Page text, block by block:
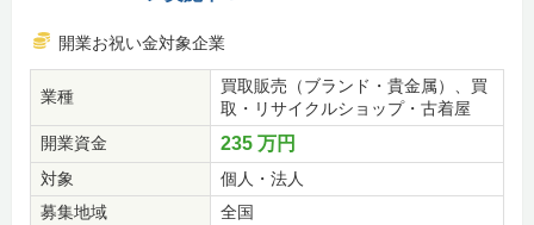
開業お祝い金対象企業
業種
買取販売（ブランド・貴金属）、買
取・リサイクルショップ・古着屋
開業資金
235 万円
対象
個人・法人
募集地域
全国